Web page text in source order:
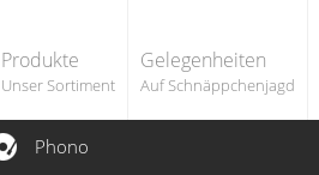
Produkte
Unser Sortiment
Gelegenheiten
Auf Schnäppchenjagd
Phono